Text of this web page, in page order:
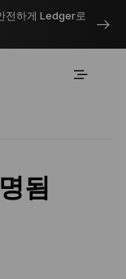
전하게 Ledger로
됨